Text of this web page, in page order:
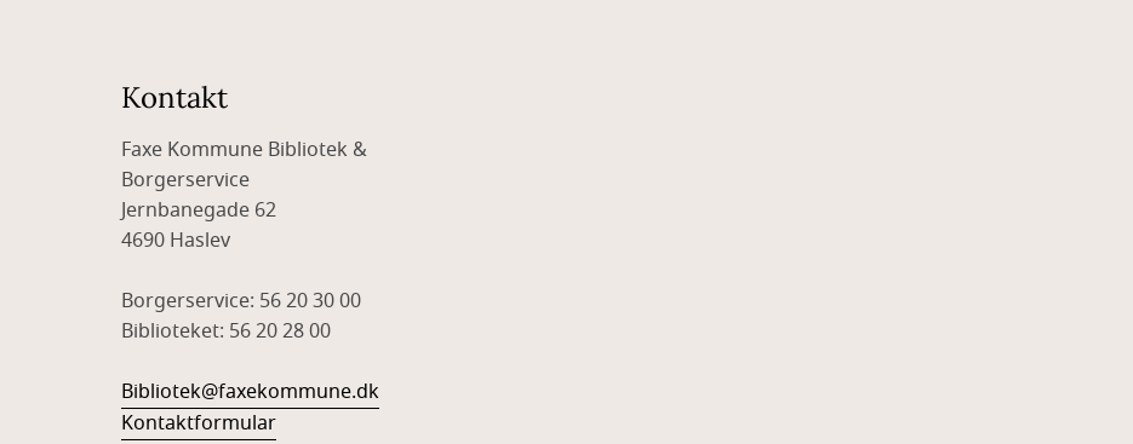
Kontakt
Faxe Kommune Bibliotek &
Borgerservice
Jernbanegade 62
4690 Haslev
Borgerservice: 56 20 30 00
Biblioteket: 56 20 28 00
Bibliotek@faxekommune.dk
Kontaktformular